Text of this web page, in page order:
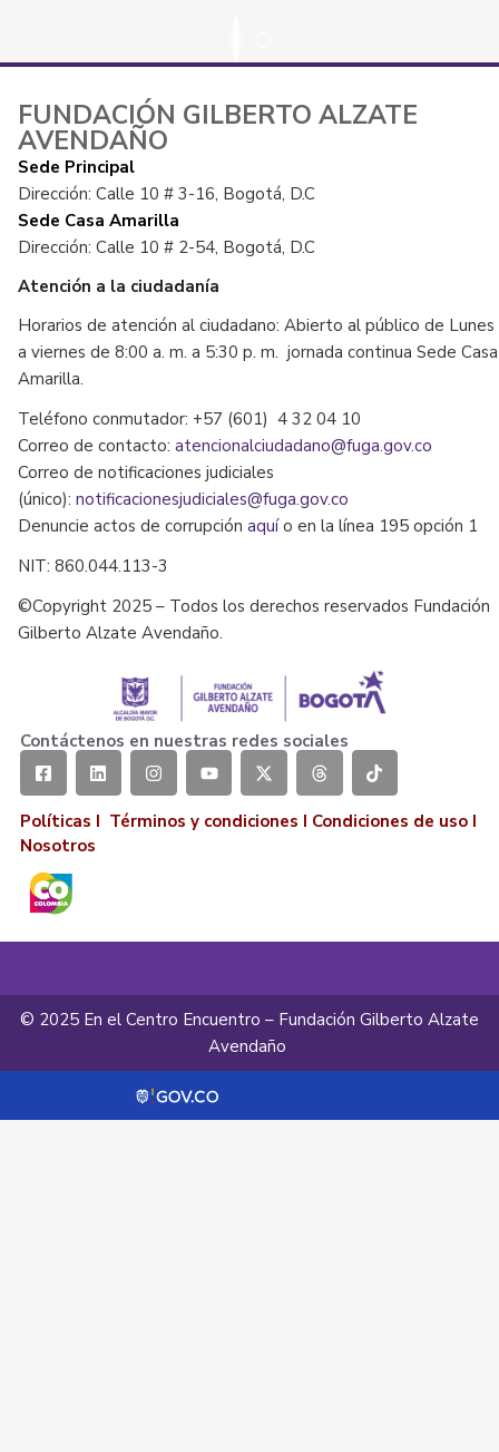
FUNDACIÓN GILBERTO ALZATE
AVENDAÑO
Sede Principal
Dirección: Calle 10 # 3-16, Bogotá, D.C
Sede Casa Amarilla
Dirección: Calle 10 # 2-54, Bogotá, D.C
Atención a la ciudadanía
Horarios de atención al ciudadano: Abierto al público de Lunes
a viernes de 8:00 a. m. a 5:30 p. m. jornada continua Sede Casa
Amarilla.
Teléfono conmutador: +57 (601) 4 32 04 10
Correo de contacto: atencionalciudadano@fuga.gov.co
Correo de notificaciones judiciales
(único): notificacionesjudiciales@fuga.gov.co
Denuncie actos de corrupción aquío en la línea 195 opción 1
NIT: 860.044.113-3
©Copyright 2025 – Todos los derechos reservados Fundación
Gilberto Alzate Avendaño.
Contáctenos en nuestras redes sociales
Políticas I Términos y condiciones I Condiciones de uso I
Nosotros
© 2025 En el Centro Encuentro – Fundación Gilberto Alzate
Avendaño